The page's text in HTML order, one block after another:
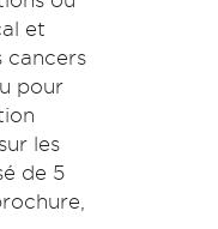
et
cancers
pour
les
de 5